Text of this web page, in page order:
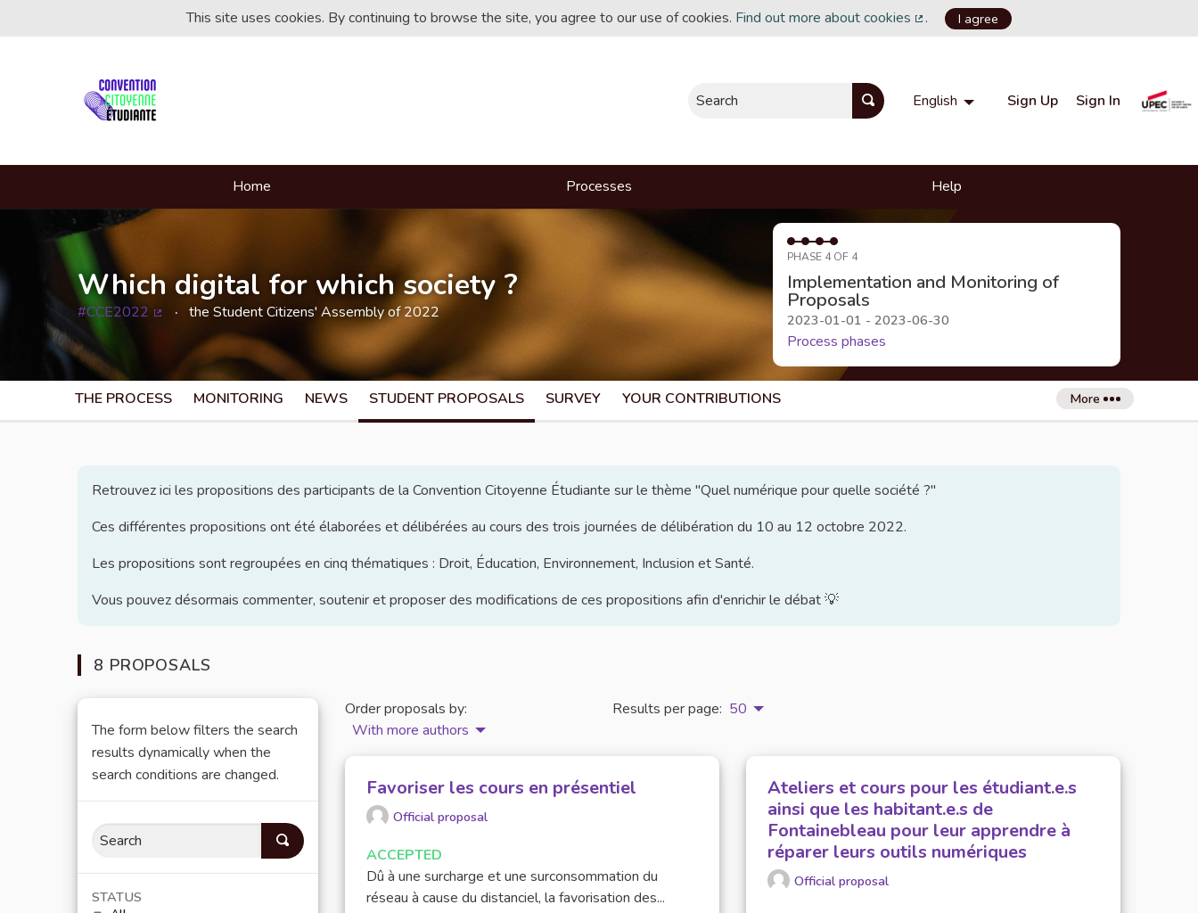
This site uses cookies. By continuing to browse the site, you agree to our use of cookies. Find out more about cookies
(External link)
. I agree
Search English Choisir la langue Choose language
Sign Up Sign In
Home Processes Help
Which digital for which society ?
#CCE2022 the Student Citizens' Assembly of 2022
PHASE 4 OF 4
Implementation and Monitoring of
Proposals
2023-01-01 - 2023-06-30
Process phases
THE PROCESS MONITORING NEWS STUDENT PROPOSALS SURVEY YOUR CONTRIBUTIONS More
Retrouvez ici les propositions des participants de la Convention Citoyenne Étudiante sur le thème "Quel numérique pour quelle société ?"
Ces différentes propositions ont été élaborées et délibérées au cours des trois journées de délibération du 10 au 12 octobre 2022.
Les propositions sont regroupées en cinq thématiques : Droit, Éducation, Environnement, Inclusion et Santé.
Vous pouvez désormais commenter, soutenir et proposer des modifications de ces propositions afin d'enrichir le débat 💡
8 PROPOSALS
The form below filters the search
results dynamically when the
search conditions are changed.
STATUS
Order proposals by:
With more authors
Results per page: 50
Favoriser les cours en présentiel
Official proposal
ACCEPTED
Dû à une surcharge et une surconsommation du
réseau à cause du distanciel, la favorisation des...
Ateliers et cours pour les étudiant.e.s
ainsi que les habitant.e.s de
Fontainebleau pour leur apprendre à
réparer leurs outils numériques
Official proposal